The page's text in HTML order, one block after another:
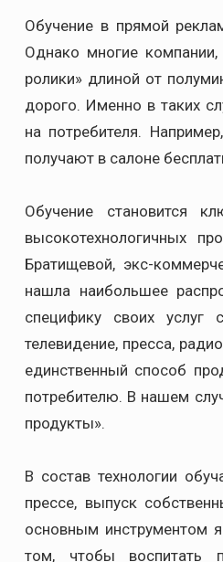
Обучение в прямой
Однако многие
ролики» длиной от
дорого. Именно в таких
на потребителя.
получают в салоне
Обучение становится
высокотехнологичных
Братищевой, экс-
нашла наибольшее
специфику своих
телевидение, пресса,
единственный способ
потребителю. В нашем
продукты».
В состав технологии
прессе, выпуск
основным инструментом
том, чтобы воспитать